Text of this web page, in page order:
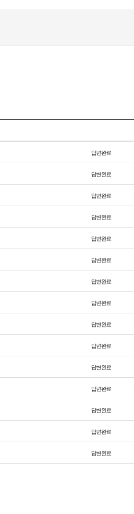
답변완료
답변완료
답변완료
답변완료
답변완료
답변완료
답변완료
답변완료
답변완료
답변완료
답변완료
답변완료
답변완료
답변완료
답변완료